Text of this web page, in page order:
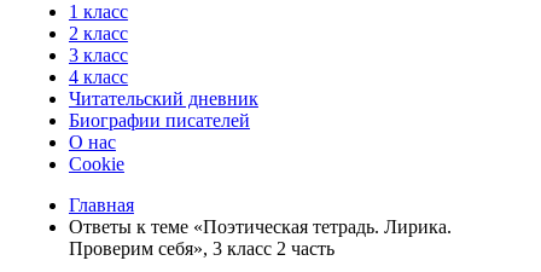
1 класс
2 класс
3 класс
4 класс
Читательский дневник
Биографии писателей
О нас
Cookie
Главная
Ответы к теме «Поэтическая тетрадь. Лирика.
Проверим себя», 3 класс 2 часть